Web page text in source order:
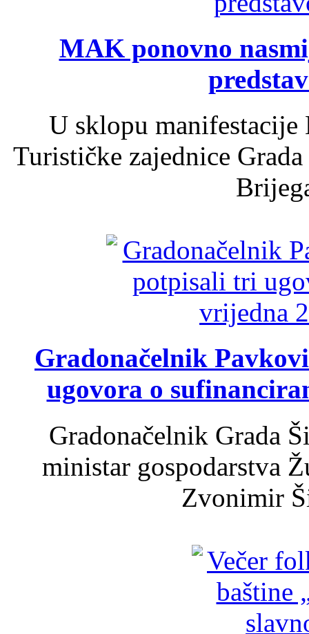
MAK ponovno
U sklopu
Turističke zajednice
Gradonačelnik
ugovora o
Gradonačelnik Grada
ministar gospodarstva
Zvonimir